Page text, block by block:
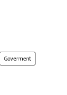
Goverment